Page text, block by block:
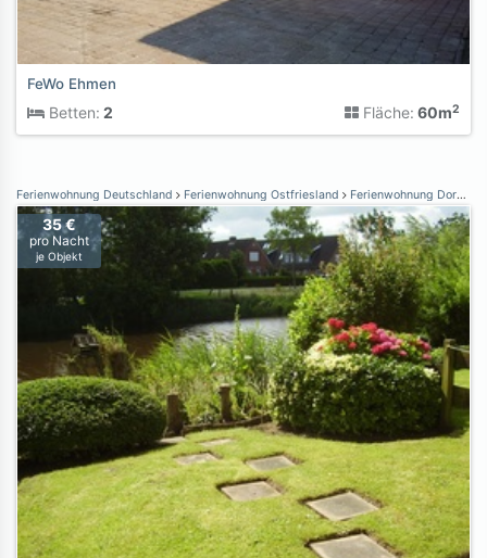
FeWo Ehmen
Betten: 2 Fläche: 60m2
Ferienwohnung Deutschland Ferienwohnung Ostfriesland Ferienwohnung Dornumersiel
35 €
pro Nacht
je Objekt